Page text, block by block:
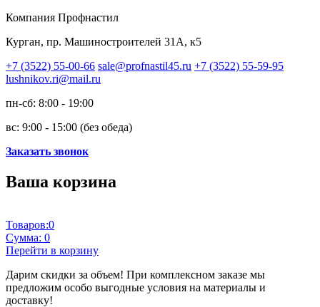
Компания Профнастил
Курган, пр. Машиностроителей 31А, к5
+7 (3522) 55-00-66 sale@profnastil45.ru +7 (3522) 55-59-95
lushnikov.ri@mail.ru
пн-сб: 8:00 - 19:00
вс: 9:00 - 15:00 (без обеда)
Заказать звонок
Ваша корзина
Товаров:0
Сумма: 0
Перейти в корзину
Дарим скидки за объем! При комплексном заказе мы
предложим особо выгодные условия на материалы и
доставку!